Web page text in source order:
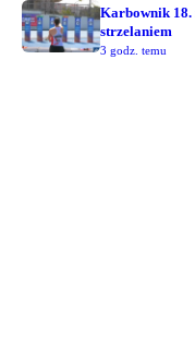
Karbownik 18.
strzelaniem
3 godz. temu